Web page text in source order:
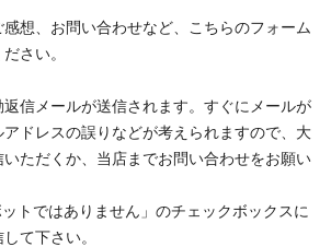
想、お問い合わせなど、こちらのフォーム
さい。
信メールが送信されます。すぐにメールが
ドレスの誤りなどが考えられますので、大
ただくか、当店までお問い合わせをお願い
トではありません」のチェックボックスに
て下さい。